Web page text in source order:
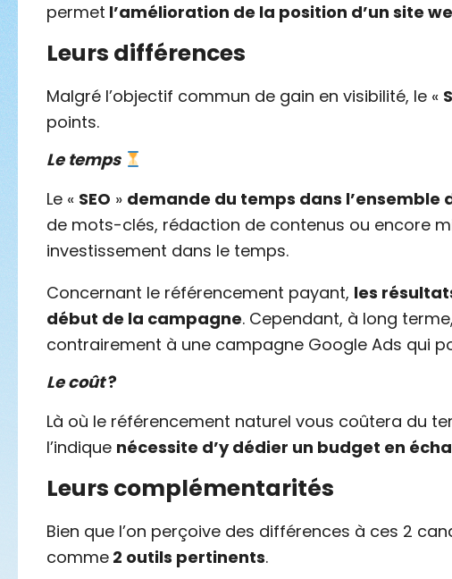
permet l’amélioration de la position d’un site
Leurs différences
Malgré l’objectif commun de gain en visibilité, le «
points.
Le temps
Le « SEO » demande du temps dans l’ensemble
de mots-clés, rédaction de contenus ou encore
investissement dans le temps.
Concernant le référencement payant, les
début de la campagne. Cependant, à long
contrairement à une campagne Google Ads qui
Le coût?
Là où le référencement naturel vous coûtera du
l’indique nécessite d’y dédier un budget en
Leurs complémentarités
Bien que l’on perçoive des différences à ces 2
comme 2 outils pertinents.